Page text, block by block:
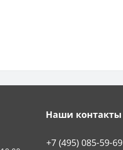
Наши контакты
+7 (495) 085-59-69